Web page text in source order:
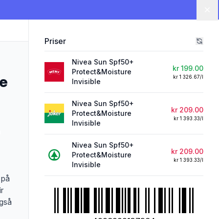
Priser
Nivea Sun Spf50+
Protect&Moisture
Invisible
kr 199.00
kr 1 326.67/l
Nivea Sun Spf50+
Protect&Moisture
Invisible
kr 209.00
kr 1 393.33/l
Nivea Sun Spf50+
Protect&Moisture
Invisible
kr 209.00
kr 1 393.33/l